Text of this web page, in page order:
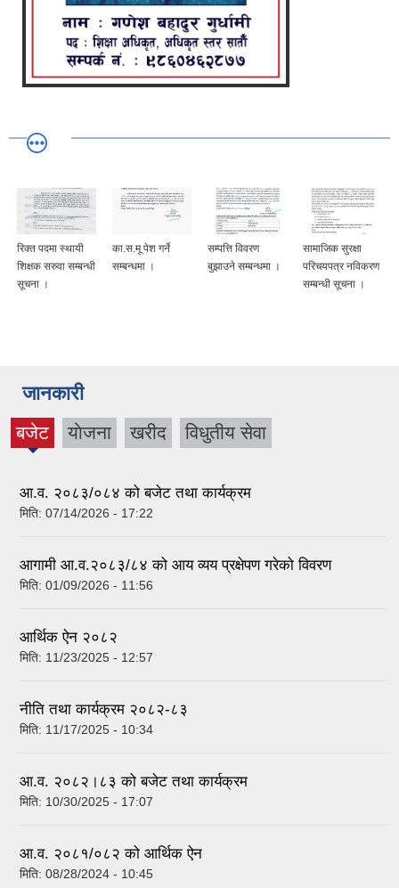
रिक्त पदमा स्थायी
शिक्षक सरुवा सम्बन्धी
सूचना ।
का.स.मू पेश गर्ने
सम्बन्धमा ।
सम्पत्ति विवरण
बुझाउने सम्बन्धमा ।
सामाजिक सुरक्षा
परिचयपत्र नविकरण
सम्बन्धी सूचना ।
जानकारी
बजेट
(active
याेजना खरीद विधुतीय सेवा
आ.व. २०८३/०८४ को बजेट तथा कार्यक्रम
मिति: 07/14/2026 - 17:22
आगामी आ.व.२०८३/८४ को आय व्यय प्रक्षेपण गरेको विवरण
मिति: 01/09/2026 - 11:56
आर्थिक ऐन २०८२
मिति: 11/23/2025 - 12:57
नीति तथा कार्यक्रम २०८२-८३
मिति: 11/17/2025 - 10:34
आ.व. २०८२।८३ को बजेट तथा कार्यक्रम
मिति: 10/30/2025 - 17:07
आ.व. २०८१/०८२ को आर्थिक ऐन
मिति: 08/28/2024 - 10:45